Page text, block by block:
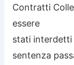
Contratti
essere
stati interdetti
sentenza